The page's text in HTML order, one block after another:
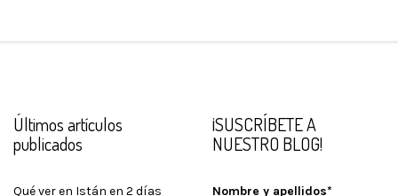
Últimos artículos
publicados
Qué ver en Istán en 2 días
¡SUSCRÍBETE A
NUESTRO BLOG!
Nombre y apellidos*